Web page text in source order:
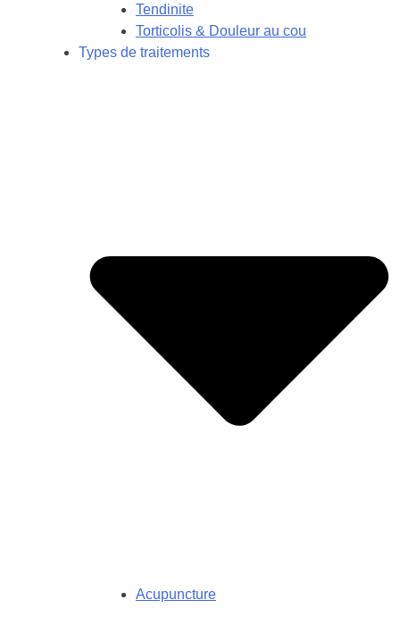
Tendinite
Torticolis & Douleur au cou
Types de traitements
Acupuncture